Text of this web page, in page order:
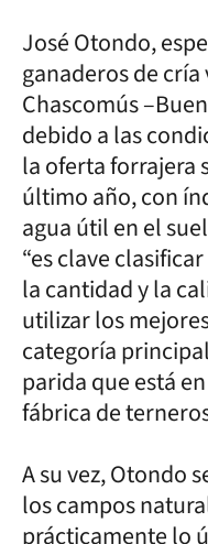
José Otondo,
ganaderos de
Chascomús
debido a las
la oferta forrajera
último año, con
agua útil en el
“es clave
la cantidad y la
utilizar los
categoría
parida que está
fábrica de
A su vez, Otondo
los campos
prácticamente lo